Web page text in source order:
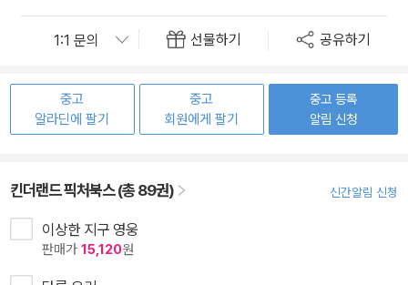
선물하기 공유하기
중고
알라딘에 팔기
중고
회원에게 팔기
중고 등록
알림 신청
킨더랜드 픽처북스 (총 89권) 신간알림 신청
이상한 지구 영웅
판매가 15,120원